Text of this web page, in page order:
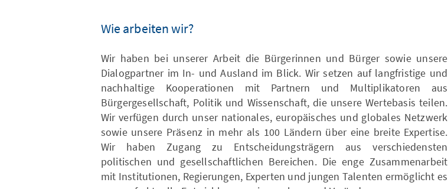
Wie arbeiten wir?
Wir haben bei unserer Arbeit die Bürgerinnen und Bürger sowie unsere
Dialogpartner im In- und Ausland im Blick. Wir setzen auf langfristige und
nachhaltige Kooperationen mit Partnern und Multiplikatoren aus
Bürgergesellschaft, Politik und Wissenschaft, die unsere Wertebasis teilen.
Wir verfügen durch unser nationales, europäisches und globales Netzwerk
sowie unsere Präsenz in mehr als 100 Ländern über eine breite Expertise.
Wir haben Zugang zu Entscheidungsträgern aus verschiedensten
politischen und gesellschaftlichen Bereichen. Die enge Zusammenarbeit
mit Institutionen, Regierungen, Experten und jungen Talenten ermöglicht es